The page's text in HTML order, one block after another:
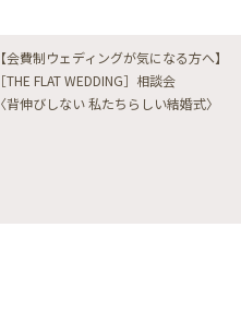
【会費制ウェディングが気になる方へ】
［THE FLAT WEDDING］相談会
〈背伸びしない 私たちらしい結婚式〉